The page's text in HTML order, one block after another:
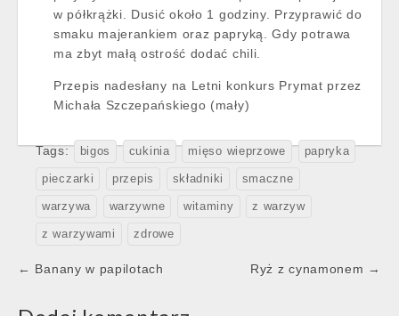
w półkrążki. Dusić około 1 godziny. Przyprawić do
smaku majerankiem oraz papryką. Gdy potrawa
ma zbyt małą ostrość dodać chili.
Przepis nadesłany na Letni konkurs Prymat przez
Michała Szczepańskiego (mały)
Tags: bigos cukinia mięso wieprzowe papryka
pieczarki przepis składniki smaczne
warzywa warzywne witaminy z warzyw
z warzywami zdrowe
Post
← Banany w papilotach Ryż z cynamonem →